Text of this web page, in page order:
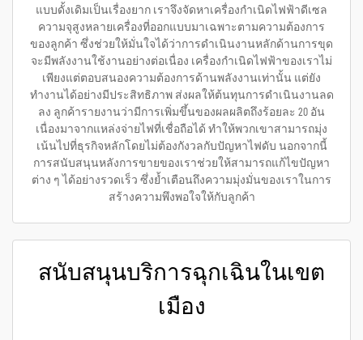
แบบดั้งเดิมเป็นเรื่องยาก เราจึงจัดหาเครื่องกำเนิดไฟฟ้าดีเซล
ความจุสูงหลายเครื่องที่ออกแบบมาเฉพาะตามความต้องการ
ของลูกค้า ซึ่งช่วยให้มั่นใจได้ว่าการดำเนินงานหลักด้านการขุด
จะมีพลังงานใช้งานอย่างต่อเนื่อง เครื่องกำเนิดไฟฟ้าของเราไม่
เพียงแต่ตอบสนองความต้องการด้านพลังงานเท่านั้น แต่ยัง
ทำงานได้อย่างมีประสิทธิภาพ ส่งผลให้ต้นทุนการดำเนินงานลด
ลง ลูกค้ารายงานว่ามีการเพิ่มขึ้นของผลผลิตถึงร้อยละ 20 อัน
เนื่องมาจากแหล่งจ่ายไฟที่เชื่อถือได้ ทำให้พวกเขาสามารถมุ่ง
เน้นไปที่ธุรกิจหลักโดยไม่ต้องกังวลกับปัญหาไฟดับ นอกจากนี้
การสนับสนุนหลังการขายของเราช่วยให้สามารถแก้ไขปัญหา
ต่าง ๆ ได้อย่างรวดเร็ว ซึ่งย้ำเตือนถึงความมุ่งมั่นของเราในการ
สร้างความพึงพอใจให้กับลูกค้า
สนับสนุนบริการฉุกเฉินในเขต
เมือง